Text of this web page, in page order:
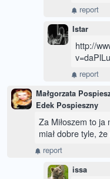
report
Istar
http://
report
Małgorzata
Edek Pospieszny
Za Miłoszem to
miał dobre tyle,
report
issa